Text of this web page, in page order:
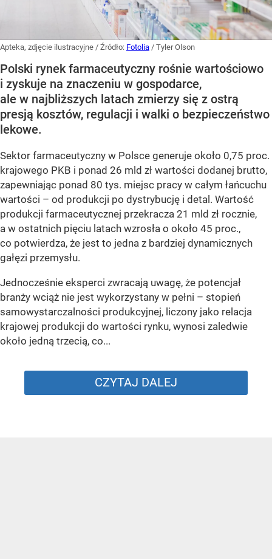
Apteka, zdjęcie ilustracyjne / Źródło: Fotolia / Tyler Olson
Polski rynek farmaceutyczny rośnie wartościowo
i zyskuje na znaczeniu w gospodarce,
ale w najbliższych latach zmierzy się z ostrą
presją kosztów, regulacji i walki o bezpieczeństwo
lekowe.
Sektor farmaceutyczny w Polsce generuje około 0,75 proc.
krajowego PKB i ponad 26 mld zł wartości dodanej brutto,
zapewniając ponad 80 tys. miejsc pracy w całym łańcuchu
wartości – od produkcji po dystrybucję i detal. Wartość
produkcji farmaceutycznej przekracza 21 mld zł rocznie,
a w ostatnich pięciu latach wzrosła o około 45 proc.,
co potwierdza, że jest to jedna z bardziej dynamicznych
gałęzi przemysłu.
Jednocześnie eksperci zwracają uwagę, że potencjał
branży wciąż nie jest wykorzystany w pełni – stopień
samowystarczalności produkcyjnej, liczony jako relacja
krajowej produkcji do wartości rynku, wynosi zaledwie
około jedną trzecią, co...
CZYTAJ DALEJ